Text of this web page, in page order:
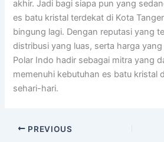
akhir. Jadi bagi siapa pun yang
es batu kristal terdekat di Kota
bingung lagi. Dengan reputasi yang
distribusi yang luas, serta harga
Polar Indo hadir sebagai mitra yang
memenuhi kebutuhan es batu kristal
sehari-hari.
PREVIOUS